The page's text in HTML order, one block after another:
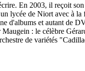
En 2003, il reçoit
lycée de Niort avec à
d'albums et autant de
: le célèbre
de variétés